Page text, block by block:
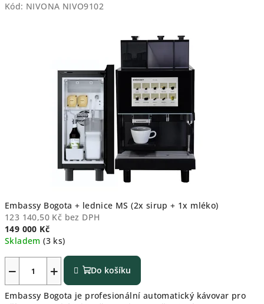
Kód: NIVONA NIVO9102
Embassy Bogota + lednice MS (2x sirup + 1x mléko)
123 140,50 Kč bez DPH
149 000 Kč
Skladem(3 ks)
+
− Do košíku
Embassy Bogota je profesionální automatický kávovar pro